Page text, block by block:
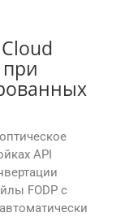
при
API
FODP с